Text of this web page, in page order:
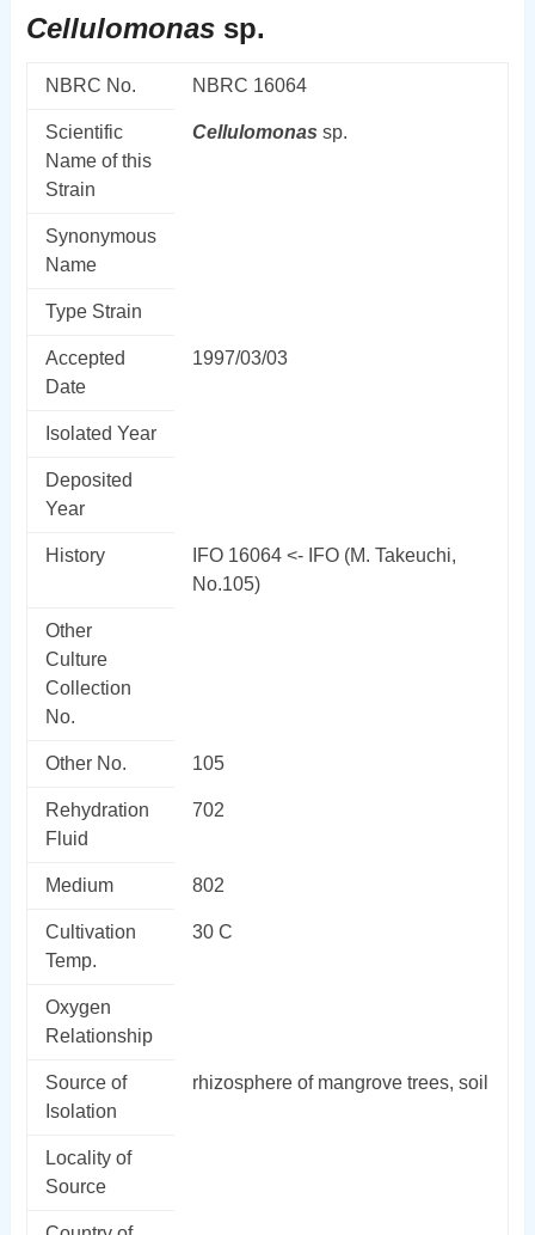
Cellulomonassp.
NBRC No. NBRC 16064
Scientific
Name of this
Strain
Cellulomonas sp.
Synonymous
Name
Type Strain
Accepted
Date
1997/03/03
Isolated Year
Deposited
Year
History
IFO 16064 <- IFO (M. Takeuchi,
No.105)
Other
Culture
Collection
No.
Other No. 105
Rehydration
Fluid
702
Medium 802
Cultivation
Temp.
30 C
Oxygen
Relationship
Source of
Isolation
rhizosphere of mangrove trees, soil
Locality of
Source